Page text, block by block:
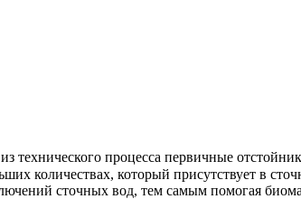
технического процесса первичные
количествах, который присутствует в
сточных вод, тем самым помогая